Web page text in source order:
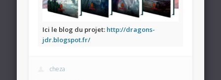
Ici le blog du projet: http://dragons-
jdr.blogspot.fr/
cheza